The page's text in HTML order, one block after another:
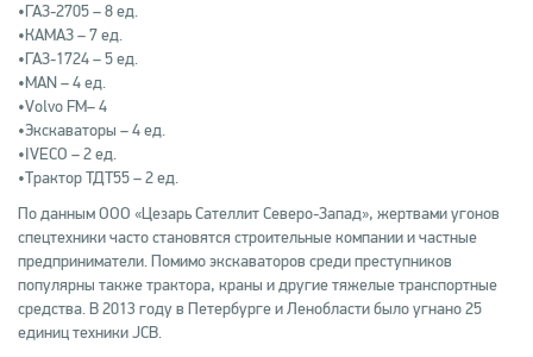
•ГАЗ-2705 – 8 ед.
•КАМАЗ – 7 ед.
•ГАЗ-1724 – 5 ед.
•MAN – 4 ед.
•Volvo FM– 4
•Экскаваторы – 4 ед.
•IVECO – 2 ед.
•Трактор ТДТ55 – 2 ед.
По данным ООО «Цезарь Сателлит Северо-Запад», жертвами угонов
спецтехники часто становятся строительные компании и частные
предприниматели. Помимо экскаваторов среди преступников
популярны также трактора, краны и другие тяжелые транспортные
средства. В 2013 году в Петербурге и Ленобласти было угнано 25
единиц техники JCB.